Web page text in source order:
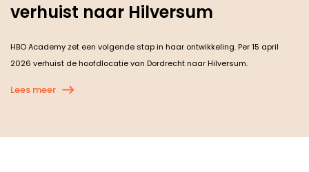
verhuist naar Hilversum
HBO Academy zet een volgende stap in haar ontwikkeling. Per 15 april
2026 verhuist de hoofdlocatie van Dordrecht naar Hilversum.
Lees meer